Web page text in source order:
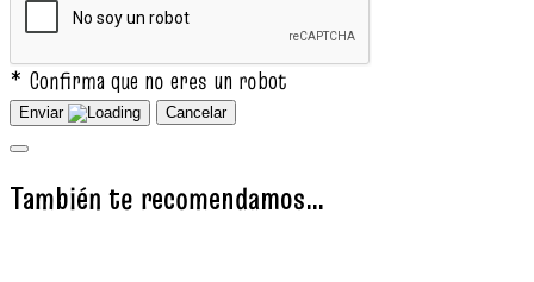
* Confirma que no eres un robot
Enviar Cancelar
También te recomendamos…